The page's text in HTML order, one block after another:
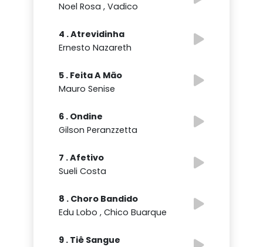
Noel Rosa , Vadico
4 . Atrevidinha
Ernesto Nazareth
5 . Feita A Mão
Mauro Senise
6 . Ondine
Gilson Peranzzetta
7 . Afetivo
Sueli Costa
8 . Choro Bandido
Edu Lobo , Chico Buarque
9 . Tiê Sangue